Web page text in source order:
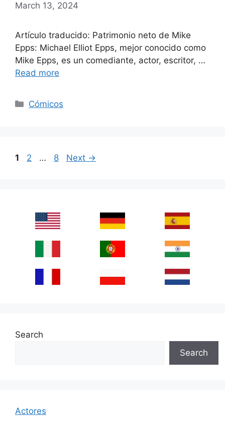
March 13, 2024
Artículo traducido: Patrimonio neto de Mike
Epps: Michael Elliot Epps, mejor conocido como
Mike Epps, es un comediante, actor, escritor, …
Read more
Categories
Cómicos
Page
1 Page
2 … Page
8 Next →
Search
Search
Actores